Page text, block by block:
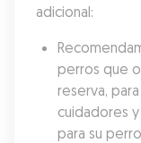
adicional:
perros que
reserva,
cuidadores
para su